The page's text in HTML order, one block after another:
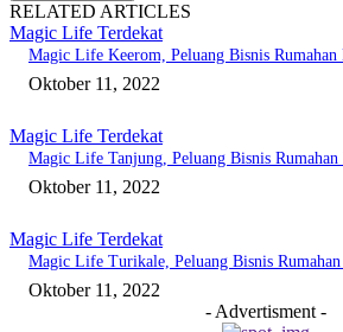
RELATED ARTICLES
Magic Life Terdekat
Magic Life Keerom, Peluang Bisnis Rumahan
Oktober 11, 2022
Magic Life Terdekat
Magic Life Tanjung, Peluang Bisnis Rumahan
Oktober 11, 2022
Magic Life Terdekat
Magic Life Turikale, Peluang Bisnis Rumahan
Oktober 11, 2022
- Advertisment -